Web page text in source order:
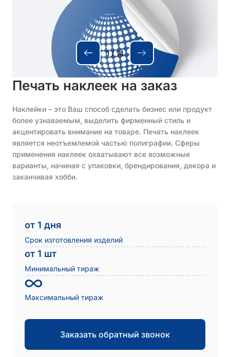
1/14
Печать наклеек на заказ
Наклейки – это Ваш способ сделать бизнес или продукт
более узнаваемым, выделить фирменный стиль и
акцентировать внимание на товаре. Печать наклеек
является неотъемлемой частью полиграфии. Сферы
применения наклеек охватывают все возможные
варианты, начиная с упаковки, брендирования, декора и
заканчивая хобби.
Срок изготовления изделий
от 1 дня
Минимальный тираж
от 1 шт
Максимальный тираж
Неограничен
Заказать обратный звонок